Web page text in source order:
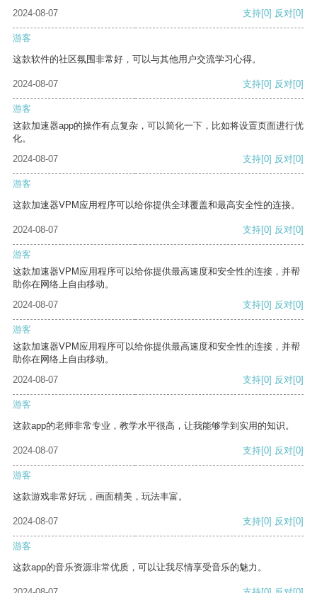
2024-08-07 支持[0] 反对[0]
游客
这款软件的社区氛围非常好，可以与其他用户交流学习心得。
2024-08-07 支持[0] 反对[0]
游客
这款加速器app的操作有点复杂，可以简化一下，比如将设置页面进行优
化。
2024-08-07
支持[0] 反对[0]
游客
这款加速器VPM应用程序可以给你提供全球覆盖和最高安全性的连接。
2024-08-07 支持[0] 反对[0]
游客
这款加速器VPM应用程序可以给你提供最高速度和安全性的连接，并帮
助你在网络上自由移动。
2024-08-07
支持[0] 反对[0]
游客
这款加速器VPM应用程序可以给你提供最高速度和安全性的连接，并帮
助你在网络上自由移动。
2024-08-07
支持[0] 反对[0]
游客
这款app的老师非常专业，教学水平很高，让我能够学到实用的知识。
2024-08-07 支持[0] 反对[0]
游客
这款游戏非常好玩，画面精美，玩法丰富。
2024-08-07 支持[0] 反对[0]
游客
这款app的音乐资源非常优质，可以让我尽情享受音乐的魅力。